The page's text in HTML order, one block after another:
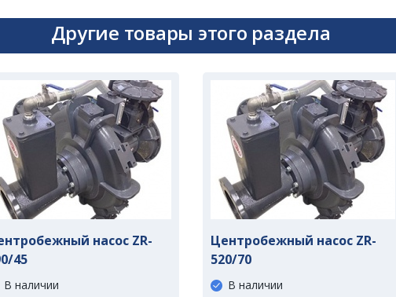
Другие товары этого раздела
насос ZR-
45
В наличии
Центробежный насос ZR-
520/70
В наличии